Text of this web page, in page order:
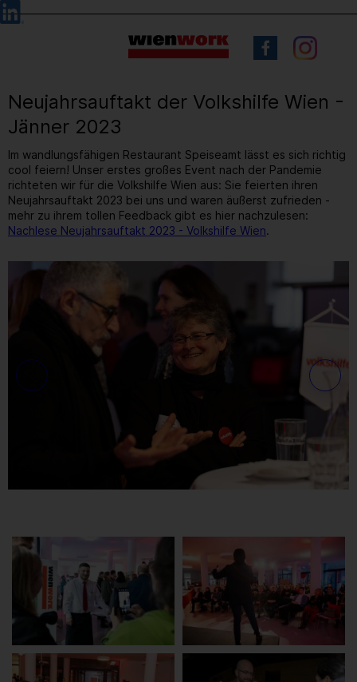
Barrierefreie
Bedienung
Sprachauswahl
Neujahrsauftakt der Volkshilfe Wien -
Jänner 2023
Im wandlungsfähigen Restaurant Speiseamt lässt es sich richtig
cool feiern! Unser erstes großes Event nach der Pandemie
richteten wir für die Volkshilfe Wien aus: Sie feierten ihren
Neujahrsauftakt 2023 bei uns und waren äußerst zufrieden -
mehr zu ihrem tollen Feedback gibt es hier nachzulesen:
Nachlese Neujahrsauftakt 2023 - Volkshilfe Wien.
/ 31